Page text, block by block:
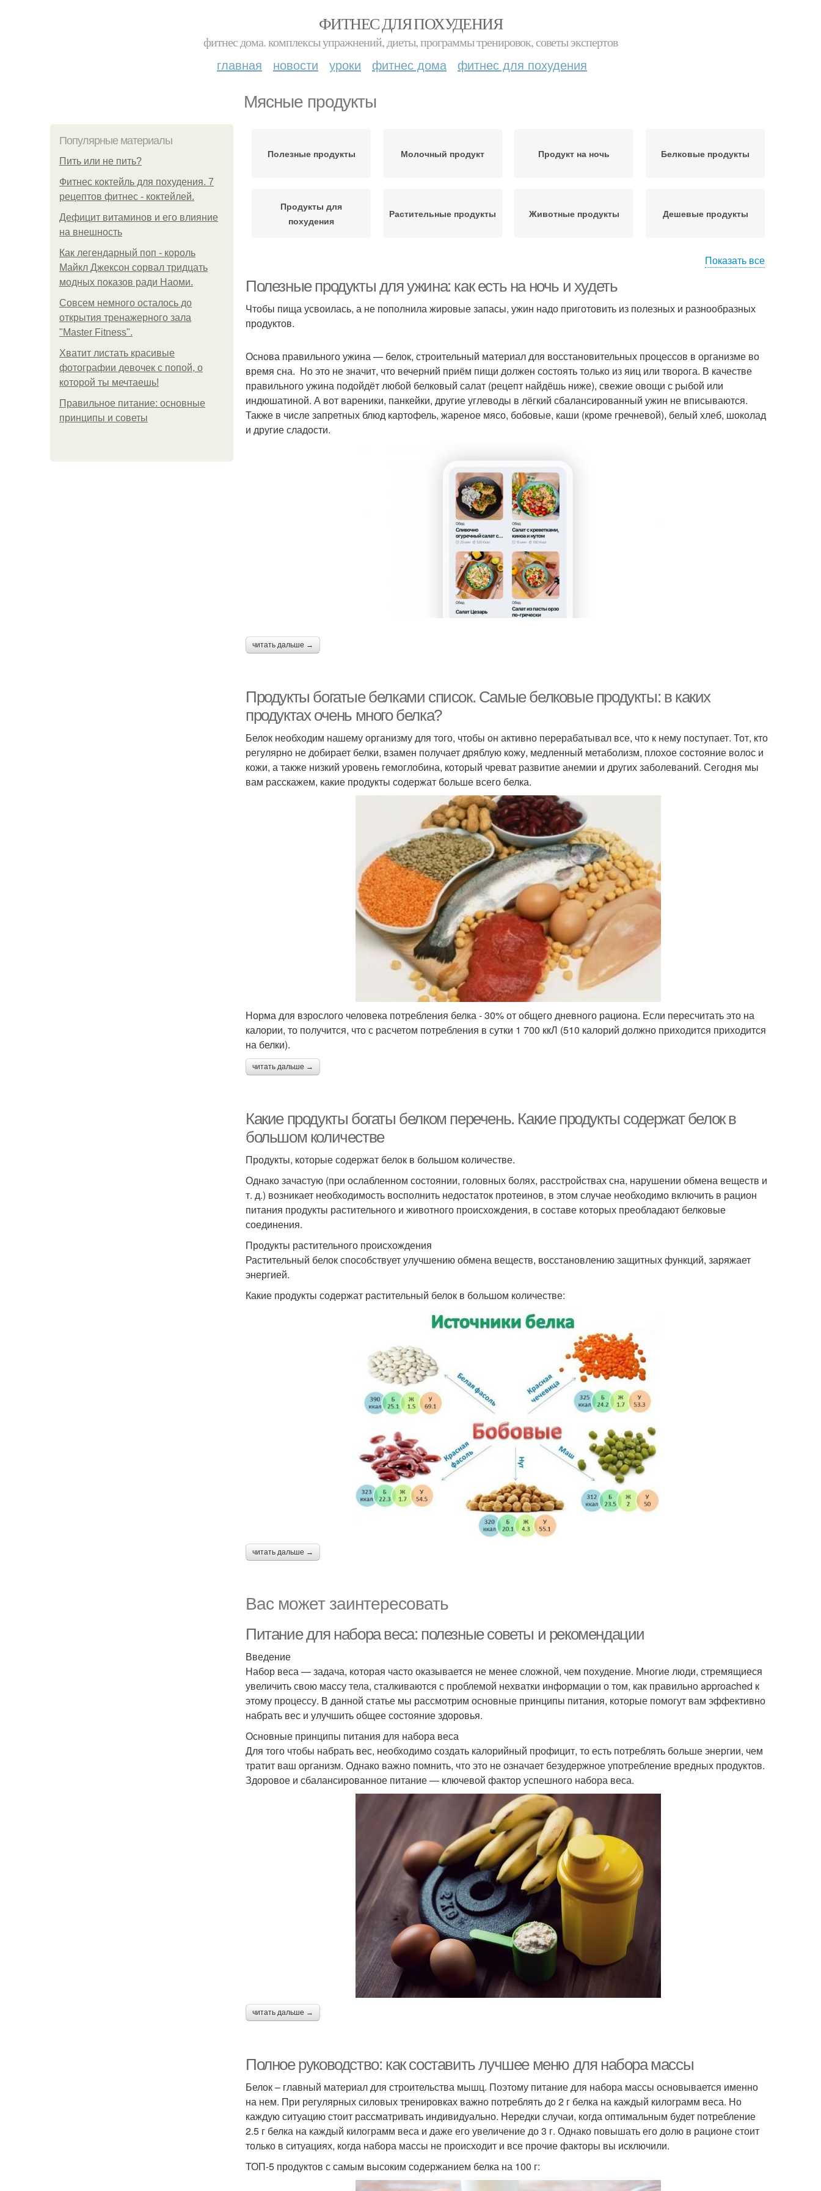
ФИТНЕС ДЛЯ ПОХУДЕНИЯ
фитнес дома. комплексы упражнений, диеты, программы тренировок, советы экспертов
главная новости уроки фитнес дома фитнес для похудения
Мясные продукты
Популярные материалы
Пить или не пить?
Фитнес коктейль для похудения. 7
рецептов фитнес - коктейлей.
Дефицит витаминов и его влияние
на внешность
Как легендарный поп - король
Майкл Джексон сорвал тридцать
модных показов ради Наоми.
Совсем немного осталось до
открытия тренажерного зала
"Master Fitness".
Хватит листать красивые
фотографии девочек с попой, о
которой ты мечтаешь!
Правильное питание: основные
принципы и советы
Полезные продукты Молочный продукт Продукт на ночь Белковые продукты
Продукты для
похудения
Растительные продукты Животные продукты Дешевые продукты
содержанием
Показать все
Полезные продукты для ужина: как есть на ночь и худеть
Чтобы пища усвоилась, а не пополнила жировые запасы, ужин надо приготовить из полезных и разнообразных
продуктов.
Основа правильного ужина — белок, строительный материал для восстановительных процессов в организме во
время сна. Но это не значит, что вечерний приём пищи должен состоять только из яиц или творога. В качестве
правильного ужина подойдёт любой белковый салат (рецепт найдёшь ниже), свежие овощи с рыбой или
индюшатиной. А вот вареники, панкейки, другие углеводы в лёгкий сбалансированный ужин не вписываются.
Также в числе запретных блюд картофель, жареное мясо, бобовые, каши (кроме гречневой), белый хлеб, шоколад
и другие сладости.
читать дальше →
Продукты богатые белками список. Самые белковые продукты: в каких
продуктах очень много белка?
Белок необходим нашему организму для того, чтобы он активно перерабатывал все, что к нему поступает. Тот, кто
регулярно не добирает белки, взамен получает дряблую кожу, медленный метаболизм, плохое состояние волос и
кожи, а также низкий уровень гемоглобина, который чреват развитие анемии и других заболеваний. Сегодня мы
вам расскажем, какие продукты содержат больше всего белка.
Норма для взрослого человека потребления белка - 30% от общего дневного рациона. Если пересчитать это на
калории, то получится, что с расчетом потребления в сутки 1 700 ккЛ (510 калорий должно приходится приходится
на белки).
читать дальше →
Какие продукты богаты белком перечень. Какие продукты содержат белок в
большом количестве
Продукты, которые содержат белок в большом количестве.
Однако зачастую (при ослабленном состоянии, головных болях, расстройствах сна, нарушении обмена веществ и
т. д.) возникает необходимость восполнить недостаток протеинов, в этом случае необходимо включить в рацион
питания продукты растительного и животного происхождения, в составе которых преобладают белковые
соединения.
Продукты растительного происхождения
Растительный белок способствует улучшению обмена веществ, восстановлению защитных функций, заряжает
энергией.
Какие продукты содержат растительный белок в большом количестве:
читать дальше →
Вас может заинтересовать
Питание для набора веса: полезные советы и рекомендации
Введение
Набор веса — задача, которая часто оказывается не менее сложной, чем похудение. Многие люди, стремящиеся
увеличить свою массу тела, сталкиваются с проблемой нехватки информации о том, как правильно approached к
этому процессу. В данной статье мы рассмотрим основные принципы питания, которые помогут вам эффективно
набрать вес и улучшить общее состояние здоровья.
Основные принципы питания для набора веса
Для того чтобы набрать вес, необходимо создать калорийный профицит, то есть потреблять больше энергии, чем
тратит ваш организм. Однако важно помнить, что это не означает безудержное употребление вредных продуктов.
Здоровое и сбалансированное питание — ключевой фактор успешного набора веса.
читать дальше →
Полное руководство: как составить лучшее меню для набора массы
Белок – главный материал для строительства мышц. Поэтому питание для набора массы основывается именно
на нем. При регулярных силовых тренировках важно потреблять до 2 г белка на каждый килограмм веса. Но
каждую ситуацию стоит рассматривать индивидуально. Нередки случаи, когда оптимальным будет потребление
2.5 г белка на каждый килограмм веса и даже его увеличение до 3 г. Однако повышать его долю в рационе стоит
только в ситуациях, когда набора массы не происходит и все прочие факторы вы исключили.
ТОП-5 продуктов с самым высоким содержанием белка на 100 г: